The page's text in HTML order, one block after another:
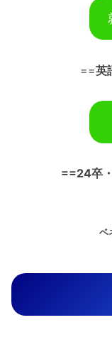
==英
==24卒
ベ